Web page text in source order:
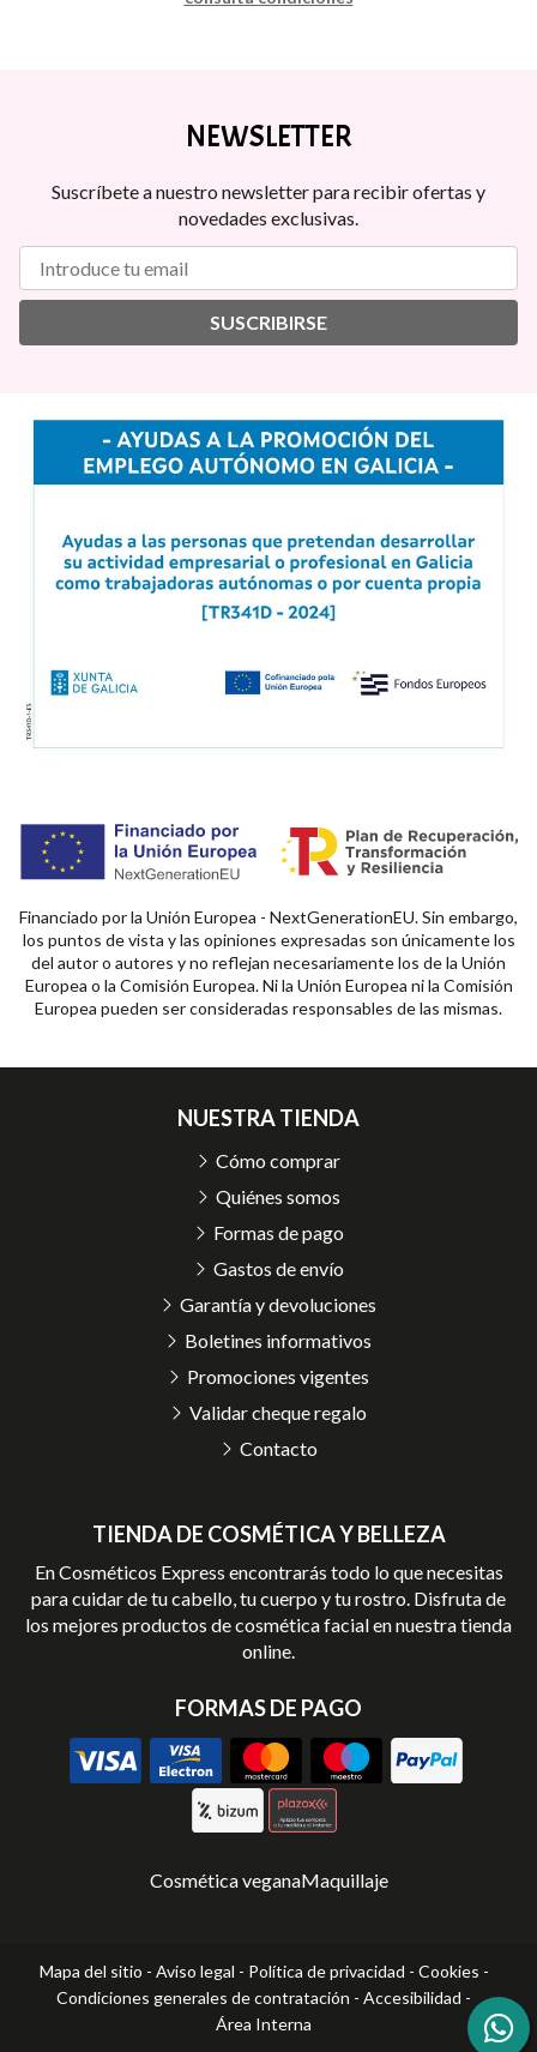
NEWSLETTER
Suscríbete a nuestro newsletter para recibir ofertas y
novedades exclusivas.
SUSCRIBIRSE
Financiado por la Unión Europea - NextGenerationEU. Sin embargo,
los puntos de vista y las opiniones expresadas son únicamente los
del autor o autores y no reflejan necesariamente los de la Unión
Europea o la Comisión Europea. Ni la Unión Europea ni la Comisión
Europea pueden ser consideradas responsables de las mismas.
TIENDA DE COSMÉTICA Y BELLEZA
En Cosméticos Express encontrarás todo lo que necesitas
para cuidar de tu cabello, tu cuerpo y tu rostro. Disfruta de
los mejores productos de cosmética facial en nuestra tienda
online.
FORMAS DE PAGO
NUESTRA TIENDA
Cómo comprar
Quiénes somos
Formas de pago
Gastos de envío
Garantía y devoluciones
Boletines informativos
Promociones vigentes
Validar cheque regalo
Contacto
Cosmética veganaMaquillaje
Mapa del sitio - Aviso legal - Política de privacidad - Cookies -
Condiciones generales de contratación - Accesibilidad -
Área Interna